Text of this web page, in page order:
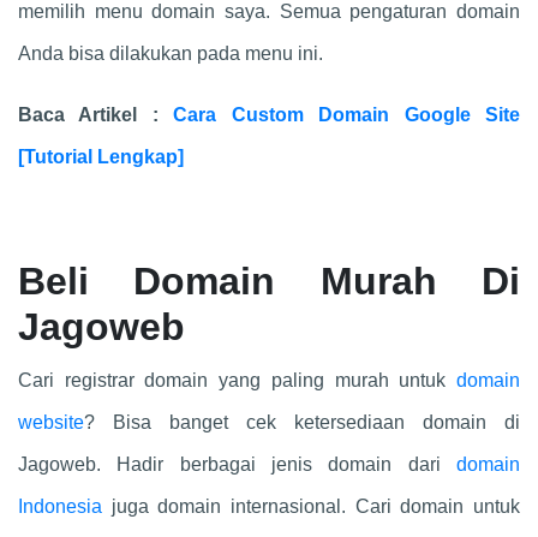
memilih menu domain saya. Semua pengaturan domain
Anda bisa dilakukan pada menu ini.
Baca Artikel :Cara Custom Domain Google Site
[Tutorial Lengkap]
Beli Domain Murah Di
Jagoweb
Cari registrar domain yang paling murah untuk domain
website? Bisa banget cek ketersediaan domain di
Jagoweb. Hadir berbagai jenis domain dari domain
Indonesia juga domain internasional. Cari domain untuk